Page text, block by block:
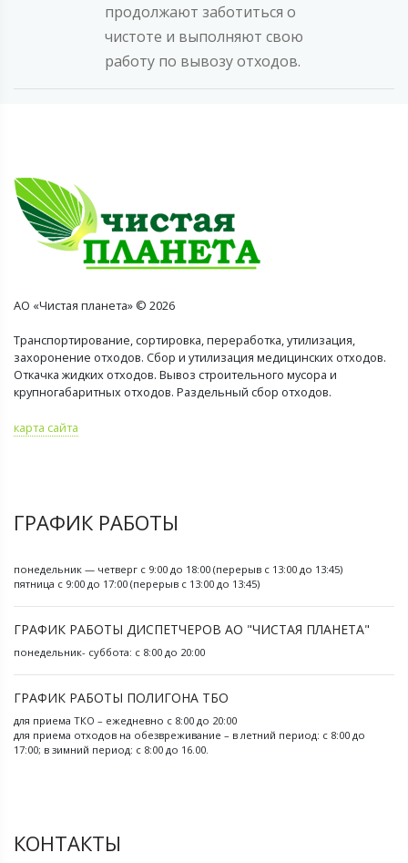
продолжают заботиться о
чистоте и выполняют свою
работу по вывозу отходов.
АО «Чистая планета» © 2026
Транспортирование, сортировка, переработка, утилизация,
захоронение отходов. Сбор и утилизация медицинских отходов.
Откачка жидких отходов. Вывоз строительного мусора и
крупногабаритных отходов. Раздельный сбор отходов.
карта сайта
ГРАФИК РАБОТЫ
понедельник — четверг с 9:00 до 18:00 (перерыв с 13:00 до 13:45)
пятница с 9:00 до 17:00 (перерыв с 13:00 до 13:45)
ГРАФИК РАБОТЫ ДИСПЕТЧЕРОВ АО "ЧИСТАЯ ПЛАНЕТА"
понедельник- суббота: с 8:00 до 20:00
ГРАФИК РАБОТЫ ПОЛИГОНА ТБО
для приема ТКО – ежедневно с 8:00 до 20:00
для приема отходов на обезвреживание – в летний период: с 8:00 до
17:00; в зимний период: с 8:00 до 16.00.
КОНТАКТЫ